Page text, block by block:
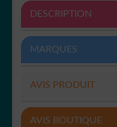
DESCRIPTION
MARQUES
AVIS PRODUIT
AVIS BOUTIQUE